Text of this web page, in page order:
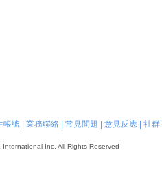
帳號| 業務聯絡| 常見問題 意見反應| 社群
Inc. All Rights Reserved